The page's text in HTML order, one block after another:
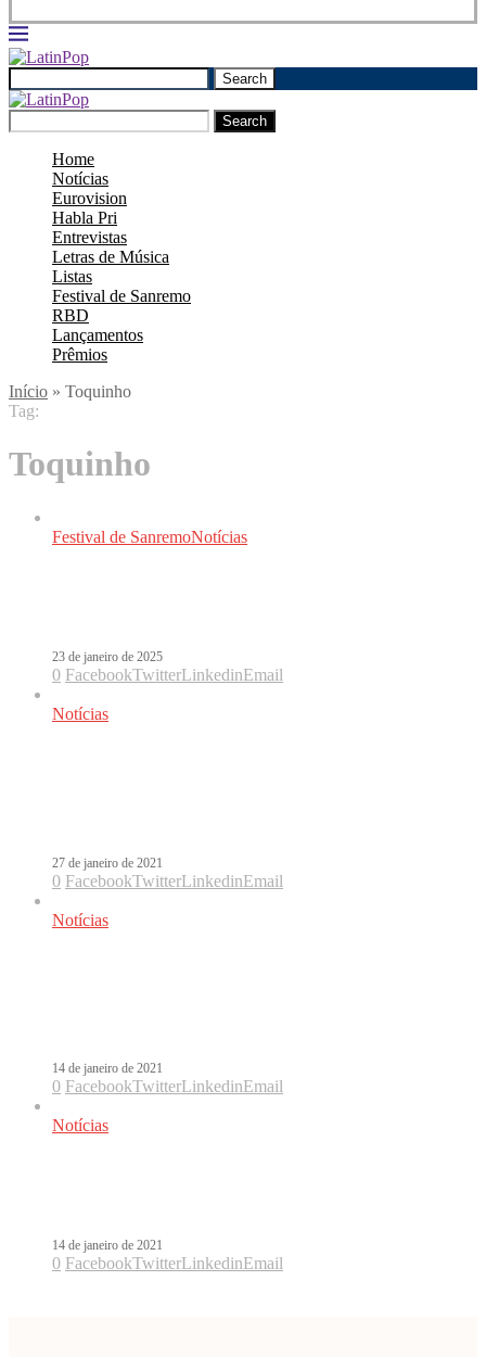
Search
Search
Home
Notícias
Eurovision
Habla Pri
Entrevistas
Letras de Música
Listas
Festival de Sanremo
RBD
Lançamentos
Prêmios
Início » Toquinho
Tag:
Toquinho
Festival de SanremoNotícias
23 de janeiro de 2025
0 FacebookTwitterLinkedinEmail
Notícias
27 de janeiro de 2021
0 FacebookTwitterLinkedinEmail
Notícias
14 de janeiro de 2021
0 FacebookTwitterLinkedinEmail
Notícias
14 de janeiro de 2021
0 FacebookTwitterLinkedinEmail